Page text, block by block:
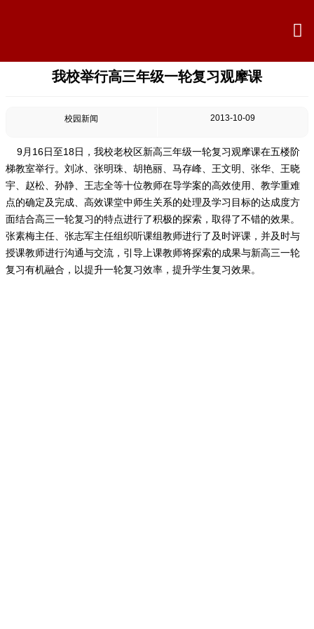

我校举行高三年级一轮复习观摩课
校园新闻 2013-10-09
9月16日至18日，我校老校区新高三年级一轮复习观摩课在五楼阶
梯教室举行。刘冰、张明珠、胡艳丽、马存峰、王文明、张华、王晓
宇、赵松、孙静、王志全等十位教师在导学案的高效使用、教学重难
点的确定及完成、高效课堂中师生关系的处理及学习目标的达成度方
面结合高三一轮复习的特点进行了积极的探索，取得了不错的效果。
张素梅主任、张志军主任组织听课组教师进行了及时评课，并及时与
授课教师进行沟通与交流，引导上课教师将探索的成果与新高三一轮
复习有机融合，以提升一轮复习效率，提升学生复习效果。
首页
学校概况
 信息公开
教学教研
 最新公告
 校园新闻